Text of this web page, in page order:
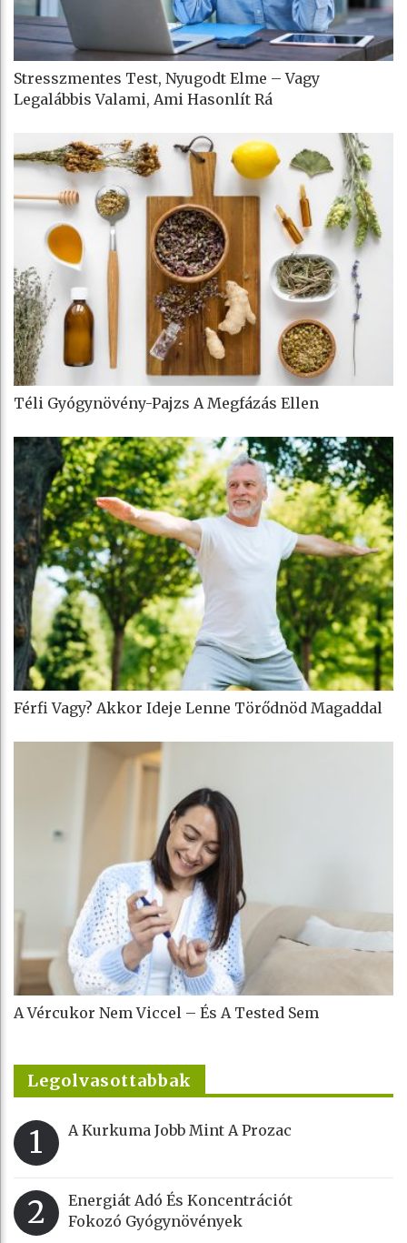
Stresszmentes Test, Nyugodt Elme – Vagy
Legalábbis Valami, Ami Hasonlít Rá
Téli Gyógynövény-Pajzs A Megfázás Ellen
Férfi Vagy? Akkor Ideje Lenne Törődnöd Magaddal
A Vércukor Nem Viccel – És A Tested Sem
Legolvasottabbak
1 A Kurkuma Jobb Mint A Prozac
2
Energiát Adó És Koncentrációt
Fokozó Gyógynövények